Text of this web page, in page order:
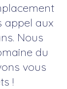
appel aux
Nous
du
vous
!